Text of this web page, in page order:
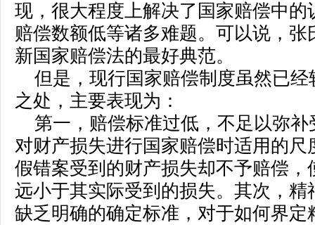
现，很大程度上解决了国家赔偿中的
赔偿数额低等诸多难题。可以说，
新国家赔偿法的最好典范。
但是，现行国家赔偿制度虽然已经
之处，主要表现为：
第一，赔偿标准过低，不足以弥补
对财产损失进行国家赔偿时适用的
假错案受到的财产损失却不予赔偿
远小于其实际受到的损失。其次，
缺乏明确的确定标准，对于如何界